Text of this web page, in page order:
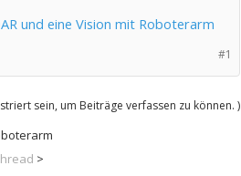
und eine Vision mit Roboterarm
#1
sein, um Beiträge verfassen zu können. )
>